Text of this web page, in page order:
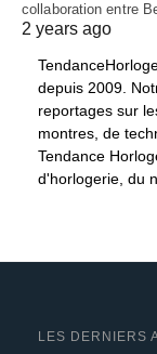
collaboration entre
2 years ago
depuis 2009.
reportages sur
montres, de
Tendance
d'horlogerie, du
LES DERNIERS